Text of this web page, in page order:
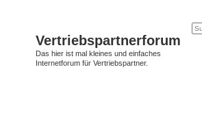
Vertriebspartnerforum
Das hier ist mal kleines und einfaches
Internetforum für Vertriebspartner.